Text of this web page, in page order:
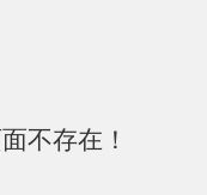
不存在！